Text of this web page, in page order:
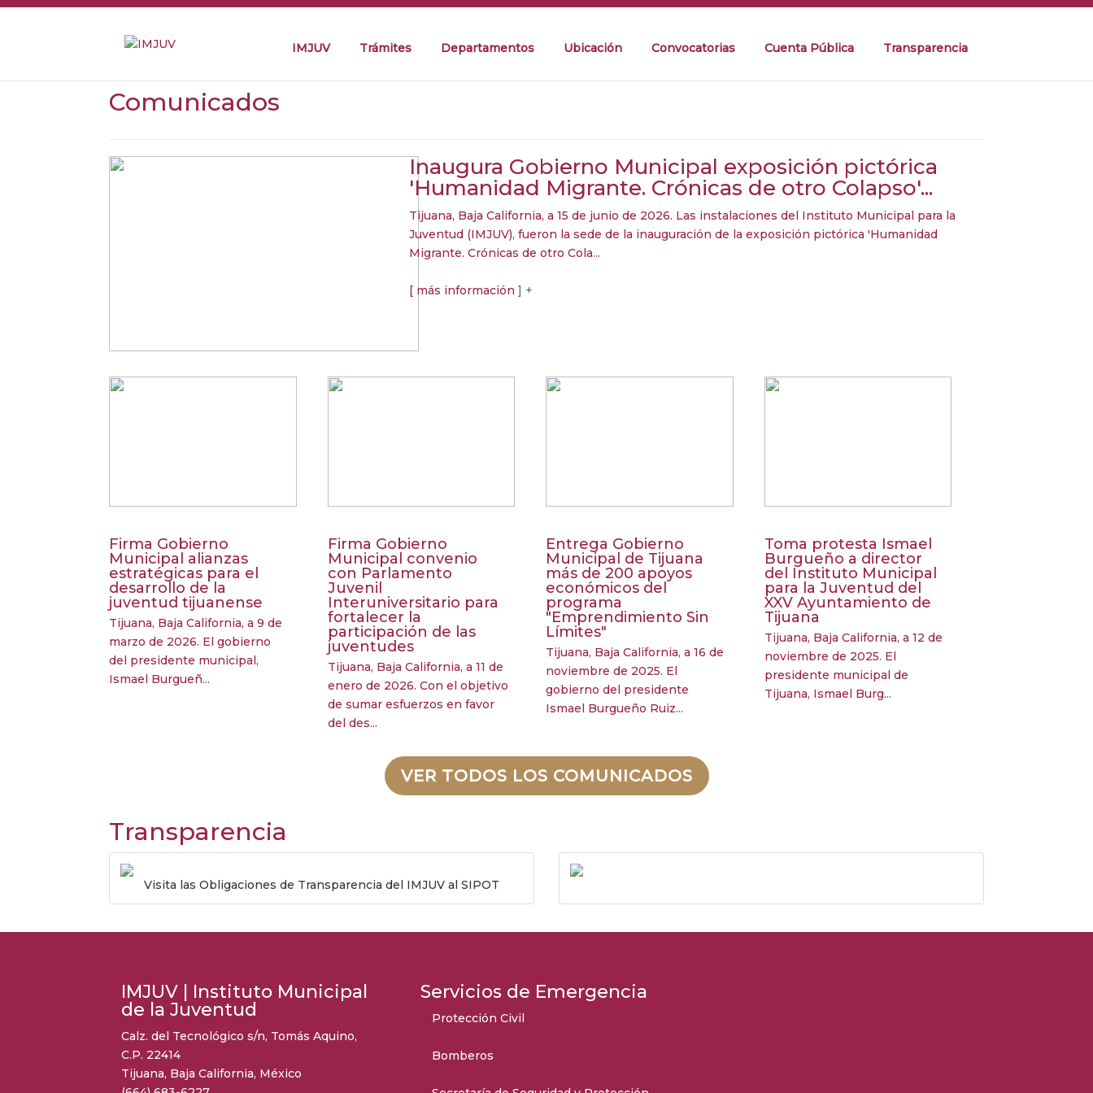
IMJUV Trámites Departamentos Ubicación Convocatorias Cuenta Pública Transparencia
Comunicados
Inaugura Gobierno Municipal exposición pictórica
'Humanidad Migrante. Crónicas de otro Colapso'...
Tijuana, Baja California, a 15 de junio de 2026. Las instalaciones del Instituto Municipal para la
Juventud (IMJUV), fueron la sede de la inauguración de la exposición pictórica 'Humanidad
Migrante. Crónicas de otro Cola...
[ más información ] +
Firma Gobierno
Municipal alianzas
estratégicas para el
desarrollo de la
juventud tijuanense
Tijuana, Baja California, a 9 de
marzo de 2026. El gobierno
del presidente municipal,
Ismael Burgueñ...
Firma Gobierno
Municipal convenio
con Parlamento
Juvenil
Interuniversitario para
fortalecer la
participación de las
juventudes
Tijuana, Baja California, a 11 de
enero de 2026. Con el objetivo
de sumar esfuerzos en favor
del des...
Entrega Gobierno
Municipal de Tijuana
más de 200 apoyos
económicos del
programa
"Emprendimiento Sin
Límites"
Tijuana, Baja California, a 16 de
noviembre de 2025. El
gobierno del presidente
Ismael Burgueño Ruiz...
Toma protesta Ismael
Burgueño a director
del Instituto Municipal
para la Juventud del
XXV Ayuntamiento de
Tijuana
Tijuana, Baja California, a 12 de
noviembre de 2025. El
presidente municipal de
Tijuana, Ismael Burg...
VER TODOS LOS COMUNICADOS
Transparencia
Visita las Obligaciones de Transparencia del IMJUV al SIPOT
IMJUV | Instituto Municipal
de la Juventud
Calz. del Tecnológico s/n, Tomás Aquino,
C.P. 22414
Tijuana, Baja California, México
Servicios de Emergencia
Protección Civil
Bomberos